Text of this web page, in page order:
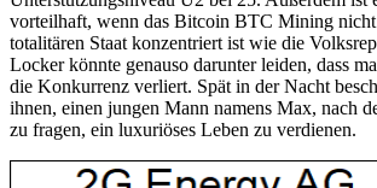
vorteilhaft, wenn das Bitcoin BTC Mining nicht
totalitären Staat konzentriert ist wie die
Locker könnte genauso darunter leiden, dass
die Konkurrenz verliert. Spät in der Nacht
ihnen, einen jungen Mann namens Max, nach
zu fragen, ein luxuriöses Leben zu verdienen.